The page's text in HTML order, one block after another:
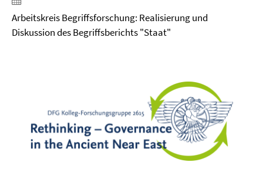
Arbeitskreis Begriffsforschung: Realisierung und
Diskussion des Begriffsberichts "Staat"